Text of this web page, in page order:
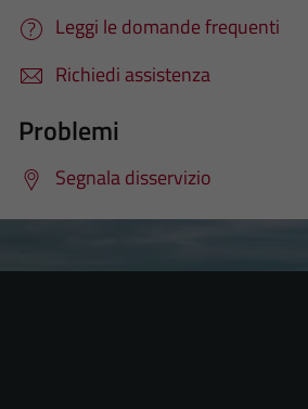
Leggi le domande frequenti
Richiedi assistenza
Problemi
Segnala disservizio